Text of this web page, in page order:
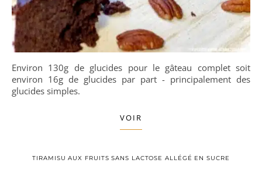
Environ 130g de glucides pour le gâteau complet soit
environ 16g de glucides par part - principalement des
glucides simples.
VOIR
TIRAMISU AUX FRUITS SANS LACTOSE ALLÉGÉ EN SUCRE